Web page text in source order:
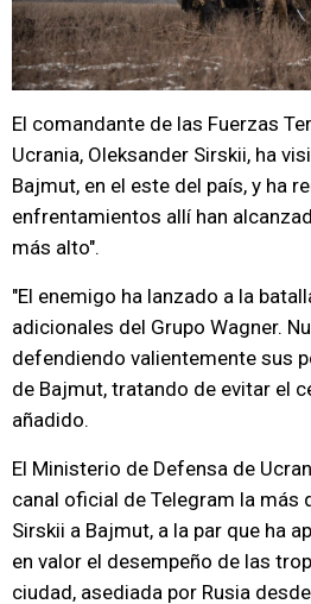
El comandante de las Fuerzas
Ucrania, Oleksander Sirskii, ha
Bajmut, en el este del país, y ha
enfrentamientos allí han
más alto".
"El enemigo ha lanzado a la
adicionales del Grupo Wagner.
defendiendo valientemente sus
de Bajmut, tratando de evitar el
añadido.
El Ministerio de Defensa de
canal oficial de Telegram la más
Sirskii a Bajmut, a la par que ha
en valor el desempeño de las
ciudad, asediada por Rusia